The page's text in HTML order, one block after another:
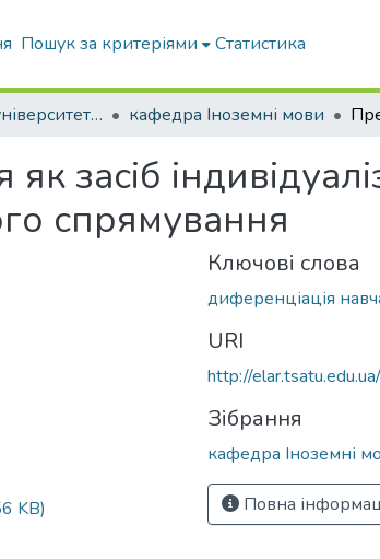
Пошук за критеріями Статистика
ННІ загальноуніверситетської підготовки кафедра Іноземні мови
як засіб
спрямування
KB)
Ключові слова
диференціація
URI
http://
Зібрання
кафедра Іноземні
Повна